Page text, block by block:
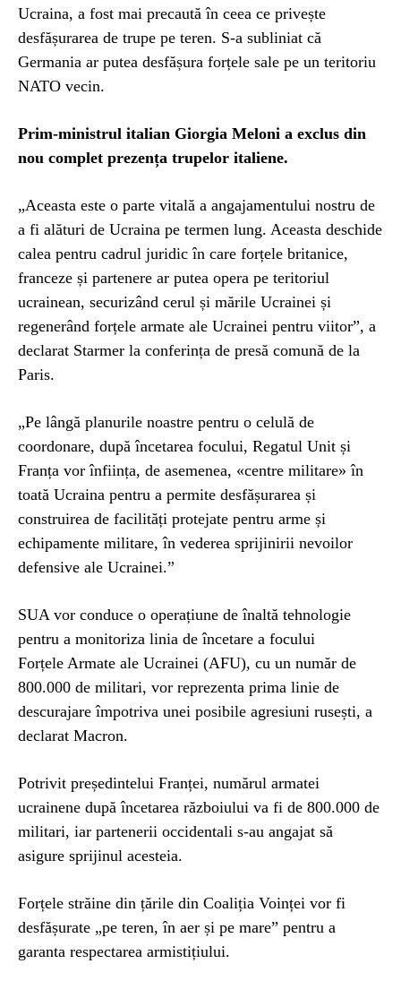
Ucraina, a fost mai precaută în ceea ce privește
desfășurarea de trupe pe teren. S-a subliniat că
Germania ar putea desfășura forțele sale pe un teritoriu
NATO vecin.
Prim-ministrul italian Giorgia Meloni a exclus din
nou complet prezența trupelor italiene.
„Aceasta este o parte vitală a angajamentului nostru de
a fi alături de Ucraina pe termen lung. Aceasta deschide
calea pentru cadrul juridic în care forțele britanice,
franceze și partenere ar putea opera pe teritoriul
ucrainean, securizând cerul și mările Ucrainei și
regenerând forțele armate ale Ucrainei pentru viitor”, a
declarat Starmer la conferința de presă comună de la
Paris.
„Pe lângă planurile noastre pentru o celulă de
coordonare, după încetarea focului, Regatul Unit și
Franța vor înființa, de asemenea, «centre militare» în
toată Ucraina pentru a permite desfășurarea și
construirea de facilități protejate pentru arme și
echipamente militare, în vederea sprijinirii nevoilor
defensive ale Ucrainei.”
SUA vor conduce o operațiune de înaltă tehnologie
pentru a monitoriza linia de încetare a focului
Forțele Armate ale Ucrainei (AFU), cu un număr de
800.000 de militari, vor reprezenta prima linie de
descurajare împotriva unei posibile agresiuni rusești, a
declarat Macron.
Potrivit președintelui Franței, numărul armatei
ucrainene după încetarea războiului va fi de 800.000 de
militari, iar partenerii occidentali s-au angajat să
asigure sprijinul acesteia.
Forțele străine din țările din Coaliția Voinței vor fi
desfășurate „pe teren, în aer și pe mare” pentru a
garanta respectarea armistițiului.